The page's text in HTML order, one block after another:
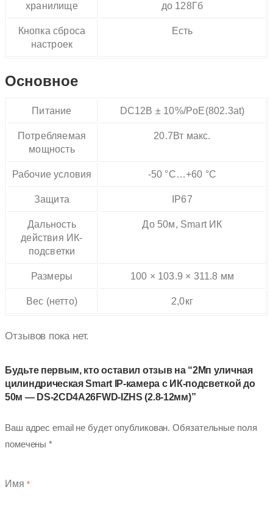
хранилище до 128Гб
Кнопка сброса
настроек
Есть
Основное
Питание DC12В ± 10%/PoE(802.3at)
Потребляемая
мощность
20.7Вт макс.
Рабочие условия -50 °C…+60 °C
Защита IP67
Дальность
действия ИК-
подсветки
До 50м, Smart ИК
Размеры 100 × 103.9 × 311.8 мм
Вес (нетто) 2,0кг
Отзывов пока нет.
Будьте первым, кто оставил отзыв на “2Мп уличная
цилиндрическая Smart IP-камера с ИК-подсветкой до
50м — DS-2CD4A26FWD-IZHS (2.8-12мм)”
Ваш адрес email не будет опубликован. Обязательные поля
помечены*
Имя *